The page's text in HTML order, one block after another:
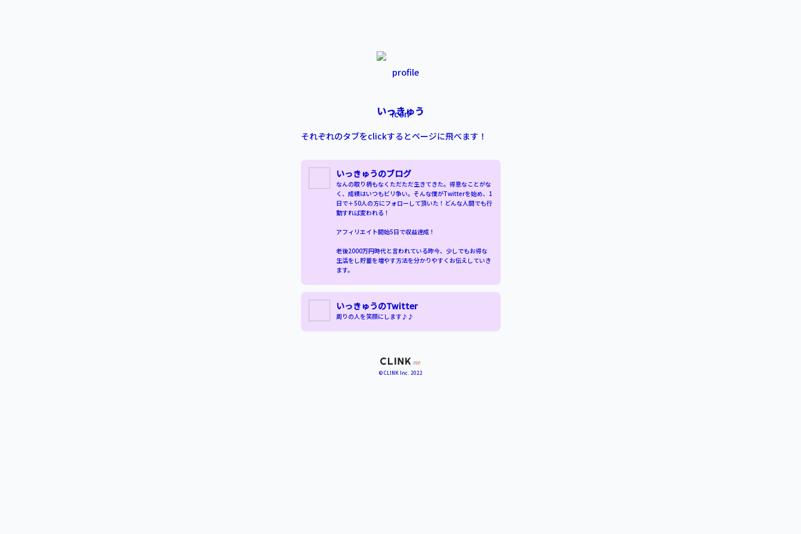
いっきゅう
それぞれのタブをclickするとページに飛べます！
いっきゅうのブログ
なんの取り柄もなくただただ生きてきた。得意なことがな
く、成績はいつもビリ争い。そんな僕がTwitterを始め、1
日で＋50人の方にフォローして頂いた！どんな人間でも行
動すれば変われる！
アフィリエイト開始5日で収益達成！
老後2000万円時代と言われている昨今、少しでもお得な
生活をし貯蓄を増やす方法を分かりやすくお伝えしていき
ます。
いっきゅうのTwitter
周りの人を笑顔にします♪♪
© CLINK Inc. 2022